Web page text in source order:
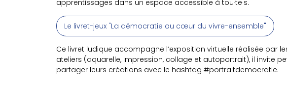
apprentissages dans un espace accessible à tou·te·s.
Le livret-jeux "La démocratie au cœur du vivre-ensemble"
Ce livret ludique accompagne l’exposition virtuelle réalisée par
ateliers (aquarelle, impression, collage et autoportrait), il invite
partager leurs créations avec le hashtag #portraitdemocratie.